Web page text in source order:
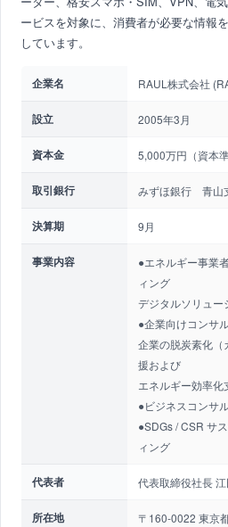
ービスを対象に、消費者が必要な情報
しています。
企業名 RAUL株式会社
設立 2005年3月
資本金 5,000万円（資本
取引銀行 みずほ銀行 青山
決算期 9月
事業内容
●エネルギー事業
ィング
デジタルソリュー
●企業向けコンサ
企業の脱炭素化（
援および
エネルギー効率化
●ビジネスコンサ
●SDGs / CSR サ
ィング
代表者 代表取締役社長 江
所在地
〒160-0022 東京